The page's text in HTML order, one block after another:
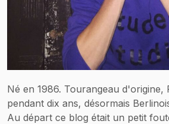
Né en 1986. Tourangeau d'origine,
pendant dix ans, désormais
Au départ ce blog était un petit